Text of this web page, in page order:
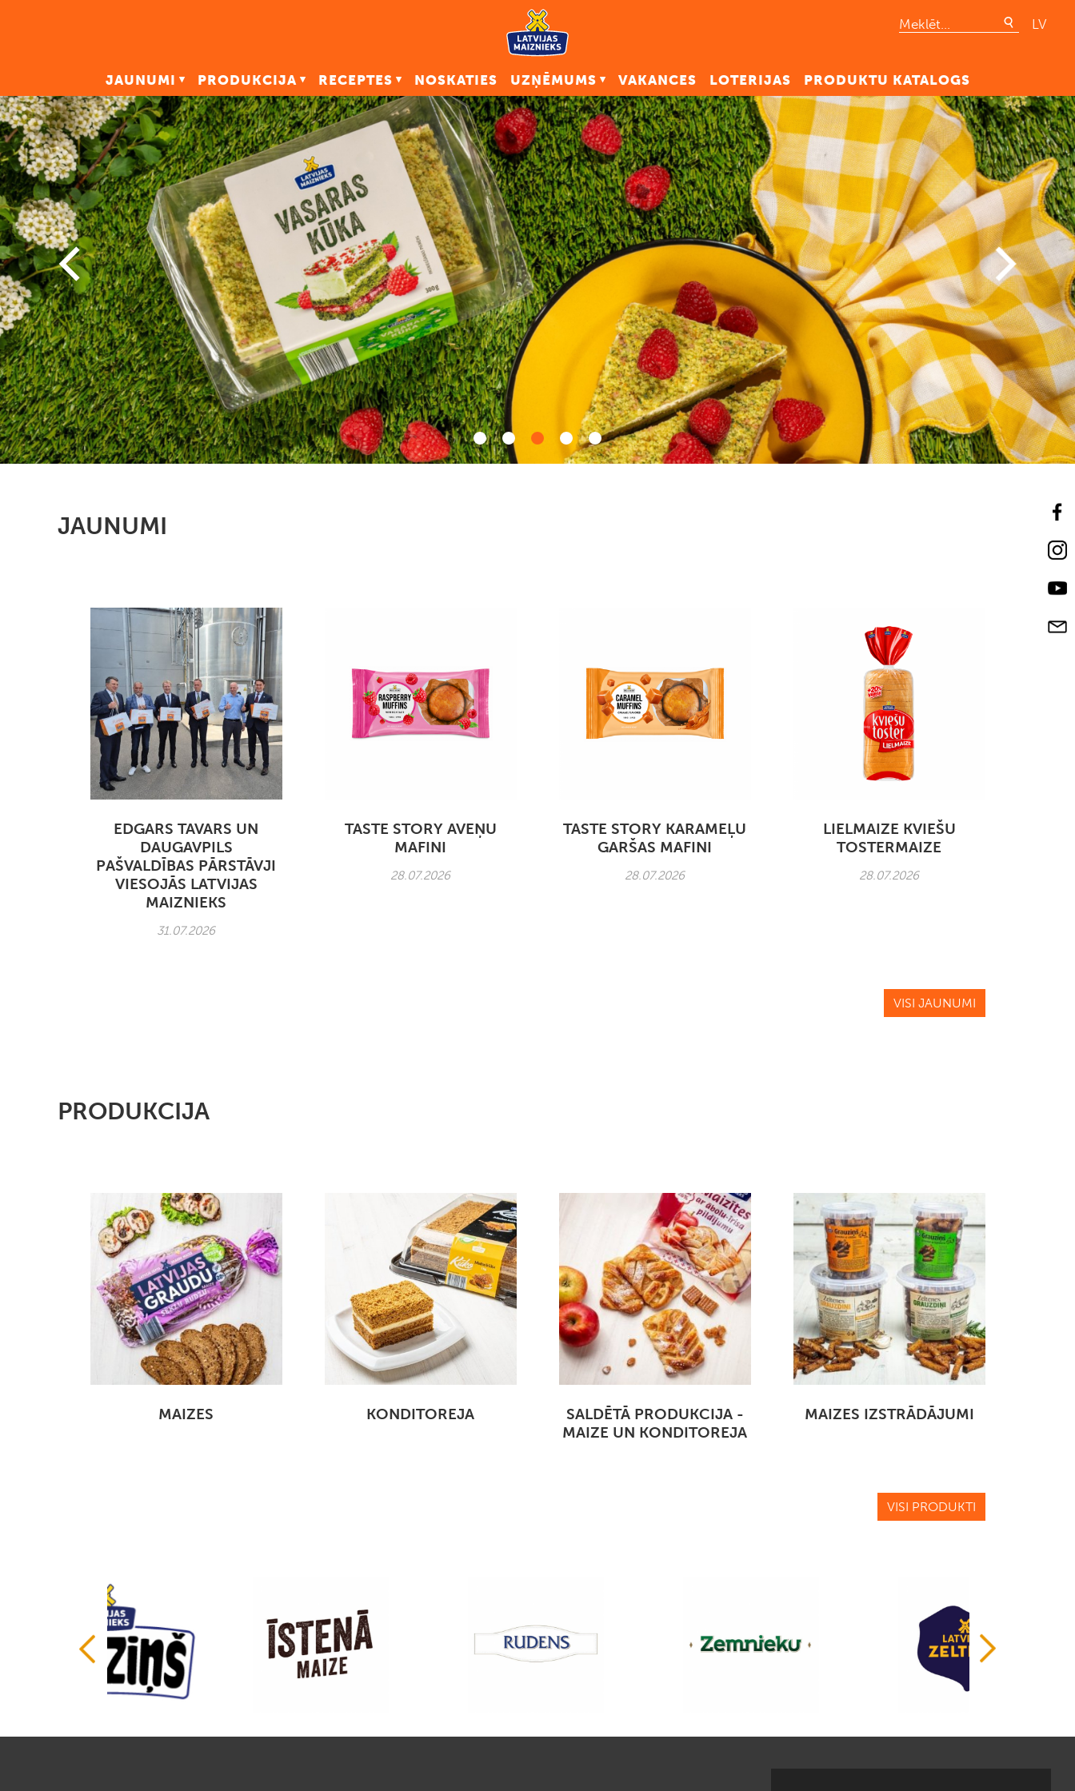
LV
JAUNUMI PRODUKCIJA RECEPTES NOSKATIES UZŅĒMUMS VAKANCES LOTERIJAS PRODUKTU KATALOGS
JAUNUMI
EDGARS TAVARS UN
DAUGAVPILS
PAŠVALDĪBAS PĀRSTĀVJI
VIESOJĀS LATVIJAS
MAIZNIEKS
31.07.2026
TASTE STORY AVEŅU
MAFINI
28.07.2026
TASTE STORY KARAMEĻU
GARŠAS MAFINI
28.07.2026
LIELMAIZE KVIEŠU
TOSTERMAIZE
28.07.2026
VISI JAUNUMI
PRODUKCIJA
MAIZES KONDITOREJA
SALDĒTĀ PRODUKCIJA -
MAIZE UN KONDITOREJA
MAIZES IZSTRĀDĀJUMI
VISI PRODUKTI